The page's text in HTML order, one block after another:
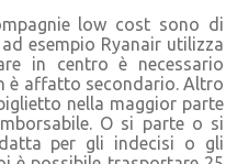
low cost sono di
esempio Ryanair utilizza
in centro è necessario
è affatto secondario. Altro
nella maggior parte
O si parte o si
per gli indecisi o gli